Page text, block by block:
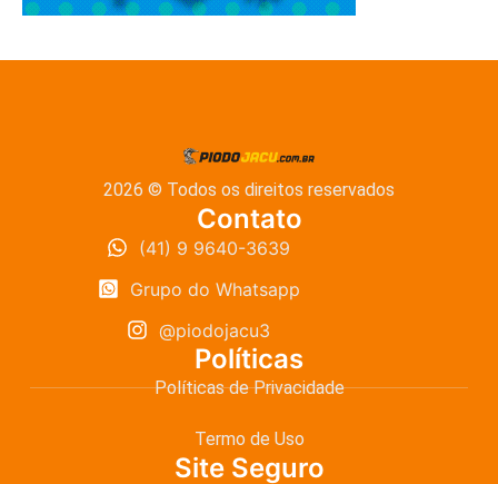
2026 © Todos os direitos reservados
Contato
(41) 9 9640-3639
Grupo do Whatsapp
@piodojacu3
Políticas
Políticas de Privacidade
Termo de Uso
Site Seguro